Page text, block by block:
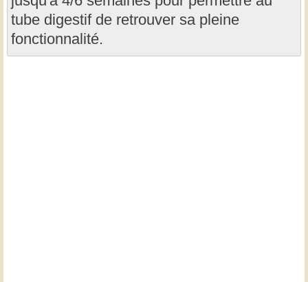
tube digestif de retrouver sa pleine
fonctionnalité.